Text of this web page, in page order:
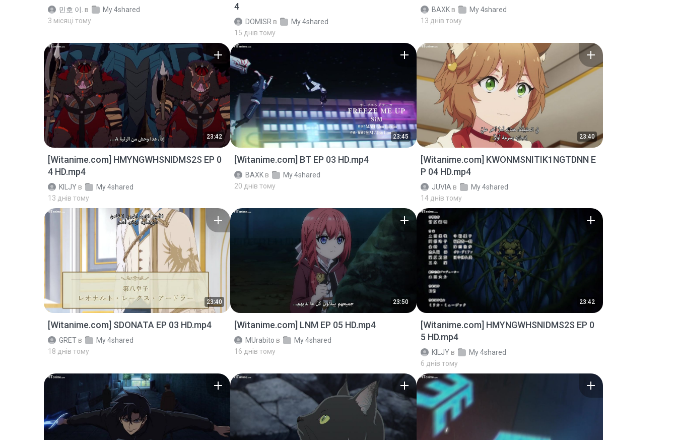
민호 이. в
My 4shared
3 місяці тому
4
DOMISR в
My 4shared
15 днів тому
BAXK в
My 4shared
13 днів тому
23:42
[Witanime.com] HMYNGWHSNIDMS2S EP 0
4 HD.mp4
KILJY в
My 4shared
13 днів тому
23:45
[Witanime.com] BT EP 03 HD.mp4
BAXK в
My 4shared
20 днів тому
23:40
[Witanime.com] KWONMSNITIK1NGTDNN E
P 04 HD.mp4
JUVIA в
My 4shared
14 днів тому
23:40
[Witanime.com] SDONATA EP 03 HD.mp4
GRET в
My 4shared
18 днів тому
23:50
[Witanime.com] LNM EP 05 HD.mp4
MUrabito в
My 4shared
16 днів тому
23:42
[Witanime.com] HMYNGWHSNIDMS2S EP 0
5 HD.mp4
KILJY в
My 4shared
6 днів тому